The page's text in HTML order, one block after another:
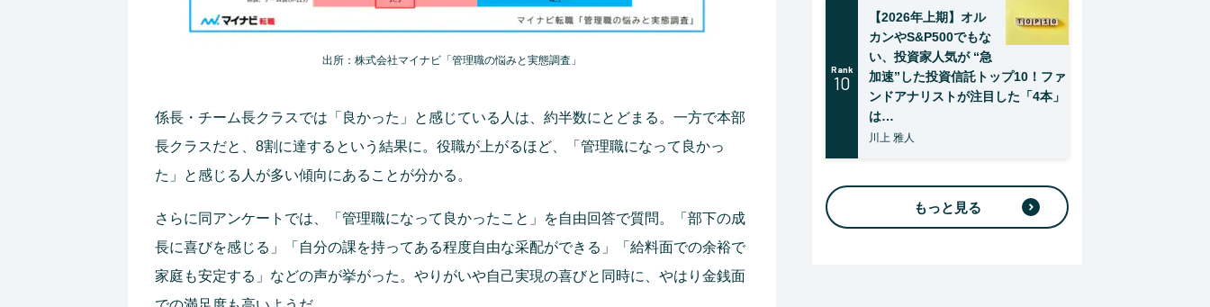
出所：株式会社マイナビ「管理職の悩みと実態調査」
係長・チーム長クラスでは「良かった」と感じている人は、約半数にとどまる。一方で本部
長クラスだと、8割に達するという結果に。役職が上がるほど、「管理職になって良かっ
た」と感じる人が多い傾向にあることが分かる。
さらに同アンケートでは、「管理職になって良かったこと」を自由回答で質問。「部下の成
長に喜びを感じる」「自分の課を持ってある程度自由な采配ができる」「給料面での余裕で
家庭も安定する」などの声が挙がった。やりがいや自己実現の喜びと同時に、やはり金銭面
Rank
10
【2026年上期】オル
カンやS&P500でもな
い、投資家人気が “急
加速”した投資信託トップ10！ファ
ンドアナリストが注目した「4本」
は…
川上 雅人
もっと見る